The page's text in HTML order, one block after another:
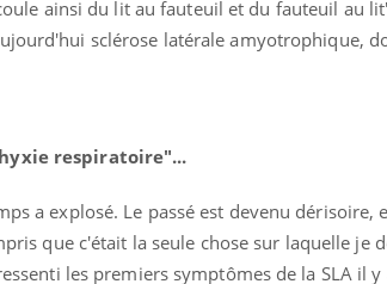
ainsi du lit au fauteuil et du fauteuil au
sclérose latérale amyotrophique,
respiratoire"...
a explosé. Le passé est devenu dérisoire,
que c'était la seule chose sur laquelle je
les premiers symptômes de la SLA il